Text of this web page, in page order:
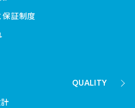
証制度
QUALITY